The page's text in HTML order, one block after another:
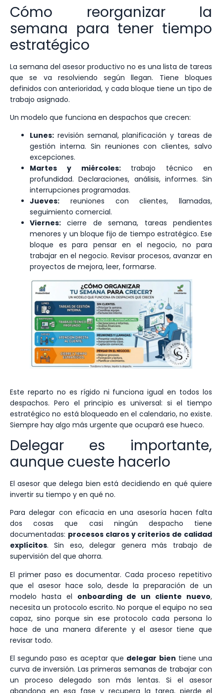
Cómo reorganizar la
semana para tener tiempo
estratégico
La semana del asesor productivo no es una lista de tareas
que se va resolviendo según llegan. Tiene bloques
definidos con anterioridad, y cada bloque tiene un tipo de
trabajo asignado.
Un modelo que funciona en despachos que crecen:
Lunes: revisión semanal, planificación y tareas de
gestión interna. Sin reuniones con clientes, salvo
excepciones.
Martes y miércoles:trabajo técnico en
profundidad. Declaraciones, análisis, informes. Sin
interrupciones programadas.
Jueves: reuniones con clientes, llamadas,
seguimiento comercial.
Viernes: cierre de semana, tareas pendientes
menores y un bloque fijo de tiempo estratégico. Ese
bloque es para pensar en el negocio, no para
trabajar en el negocio. Revisar procesos, avanzar en
proyectos de mejora, leer, formarse.
Este reparto no es rígido ni funciona igual en todos los
despachos. Pero el principio es universal: si el tiempo
estratégico no está bloqueado en el calendario, no existe.
Siempre hay algo más urgente que ocupará ese hueco.
Delegar es importante,
aunque cueste hacerlo
El asesor que delega bien está decidiendo en qué quiere
invertir su tiempo y en qué no.
Para delegar con eficacia en una asesoría hacen falta
dos cosas que casi ningún despacho tiene
documentadas: procesos claros y criterios de calidad
explícitos. Sin eso, delegar genera más trabajo de
supervisión del que ahorra.
El primer paso es documentar. Cada proceso repetitivo
que el asesor hace solo, desde la preparación de un
modelo hasta el onboarding de un cliente nuevo,
necesita un protocolo escrito. No porque el equipo no sea
capaz, sino porque sin ese protocolo cada persona lo
hace de una manera diferente y el asesor tiene que
revisar todo.
El segundo paso es aceptar que delegar bien tiene una
curva de inversión. Las primeras semanas de trabajar con
un proceso delegado son más lentas. Si el asesor